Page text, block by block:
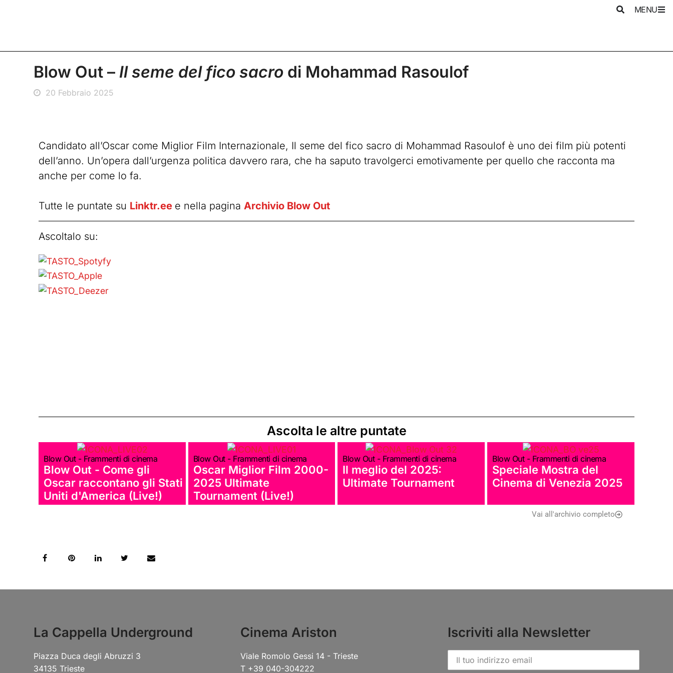
MENU
Blow Out – Il seme del fico sacro di Mohammad Rasoulof
20 Febbraio 2025
Candidato all’Oscar come Miglior Film Internazionale, Il seme del fico sacro di Mohammad Rasoulof è uno dei film più potenti
dell’anno. Un’opera dall’urgenza politica davvero rara, che ha saputo travolgerci emotivamente per quello che racconta ma
anche per come lo fa.
Tutte le puntate su Linktr.ee e nella paginaArchivio Blow Out
Ascoltalo su:
Ascolta le altre puntate
Blow Out - Frammenti di cinema
Blow Out - Come gli
Oscar raccontano gli Stati
Uniti d'America (Live!)
Blow Out - Frammenti di cinema
Oscar Miglior Film 2000-
2025 Ultimate
Tournament (Live!)
Blow Out - Frammenti di cinema
Il meglio del 2025:
Ultimate Tournament
Blow Out - Frammenti di cinema
Speciale Mostra del
Cinema di Venezia 2025
Vai all'archivio completo
La Cappella Underground
Piazza Duca degli Abruzzi 3
34135 Trieste
Cinema Ariston
Viale Romolo Gessi 14 - Trieste
T +39 040-304222
Iscriviti alla Newsletter